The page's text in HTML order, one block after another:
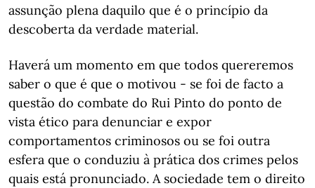
assunção plena daquilo que é o princípio da
descoberta da verdade material.
Haverá um momento em que todos quereremos
saber o que é que o motivou - se foi de facto a
questão do combate do Rui Pinto do ponto de
vista ético para denunciar e expor
comportamentos criminosos ou se foi outra
esfera que o conduziu à prática dos crimes pelos
quais está pronunciado. A sociedade tem o direito